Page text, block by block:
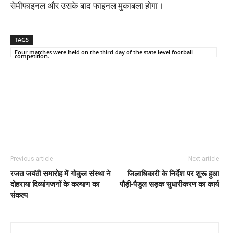
सेमीफाइनल और उसके बाद फाइनल मुकाबला होगा।
TAGS
Four matches were held on the third day of the state level football
competition.
Previous article
रजत जयंती समारोह में गोकुल संस्था ने
दोहराया दिव्यांगजनों के कल्याण का
संकल्प
Next article
जिलाधिकारी के निर्देश पर शुरू हुआ
पौड़ी-पैडुल सड़क सुधारीकरण का कार्य